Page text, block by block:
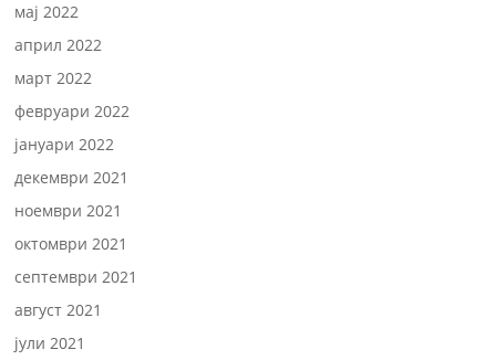
мај 2022
април 2022
март 2022
февруари 2022
јануари 2022
декември 2021
ноември 2021
октомври 2021
септември 2021
август 2021
јули 2021